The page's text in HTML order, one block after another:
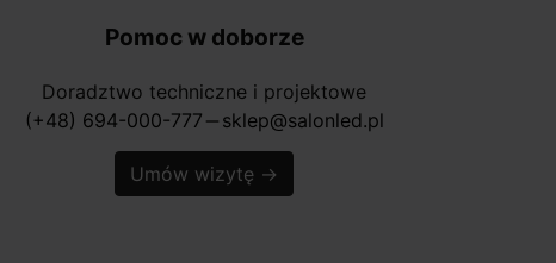
Pomoc w doborze
Doradztwo techniczne i projektowe
(+48) 694-000-777 horizontal_rule sklep@salonled.pl
Umów wizytę →